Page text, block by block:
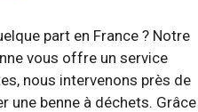
part en France ? Notre
vous offre un service
nous intervenons près de
une benne à déchets. Grâce